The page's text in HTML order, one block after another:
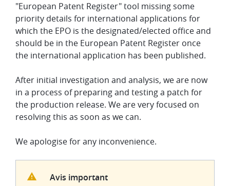
"European Patent Register" tool missing some
priority details for international applications for
which the EPO is the designated/elected office and
should be in the European Patent Register once
the international application has been published.
After initial investigation and analysis, we are now
in a process of preparing and testing a patch for
the production release. We are very focused on
resolving this as soon as we can.
We apologise for any inconvenience.
Avis important